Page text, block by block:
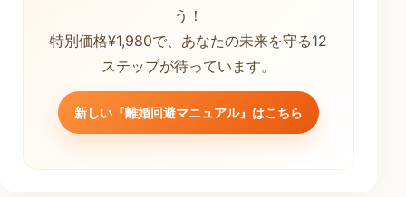
う！
特別価格¥1,980で、あなたの未来を守る12
ステップが待っています。
新しい『離婚回避マニュアル』はこちら